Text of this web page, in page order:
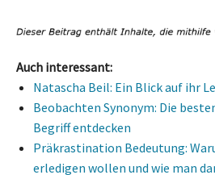
Auch interessant:
Natascha Beil: Ein Blick auf ihr
Beobachten Synonym: Die
Begriff entdecken
Präkrastination Bedeutung:
erledigen wollen und wie man